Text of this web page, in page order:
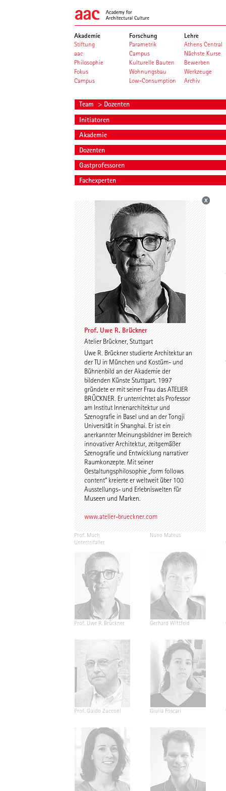
Akademie
Stiftung
aac
Philosophie
Fokus
Campus
Forschung
Parametrik
Campus
Kulturelle Bauten
Wohnungsbau
Low-Consumption
Lehre
Athens Central
Nächste Kurse
Bewerben
Werkzeuge
Archiv
Team > Dozenten
Initiatoren
Akademie
Dozenten
Gastprofessoren
Fachexperten
Spyros Koulouris Sandra Niebling
Eike Wolf Guido Roth
Tilmann Jarmer Daniel Schöning
Prof. Much
Untertrifaller
Nuno Mateus
Prof. Uwe R. Brückner
Prof. Uwe R. Brückner
Atelier Brückner, Stuttgart
Uwe R. Brückner studierte Architektur an
der TU in München und Kostüm- und
Bühnenbild an der Akademie der
bildenden Künste Stuttgart. 1997
gründete er mit seiner Frau das ATELIER
BRÜCKNER. Er unterrichtet als Professor
am Institut Innenarchitektur und
Szenografie in Basel und an der Tongji
Universität in Shanghai. Er ist ein
anerkannter Meinungsbildner im Bereich
innovativer Architektur, zeitgemäßer
Szenografie und Entwicklung narrativer
Raumkonzepte. Mit seiner
Gestaltungsphilosophie „form follows
content“ kreierte er weltweit über 100
Ausstellungs- und Erlebniswelten für
Museen und Marken.
www.atelier-brueckner.com
Gerhard Wittfeld
Prof. Guido Zucconi Giulia Foscari